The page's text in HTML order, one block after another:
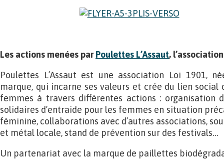
Les actions menées parPoulettes L’Assaut,
Poulettes L’Assaut est une association Loi 1901,
marque, qui incarne ses valeurs et crée du lien
femmes à travers différentes actions : organisation
solidaires d’entraide pour les femmes en situation
féminine, collaborations avec d’autres associations,
et métal locale, stand de prévention sur des festivals…
Un partenariat avec la marque de paillettes